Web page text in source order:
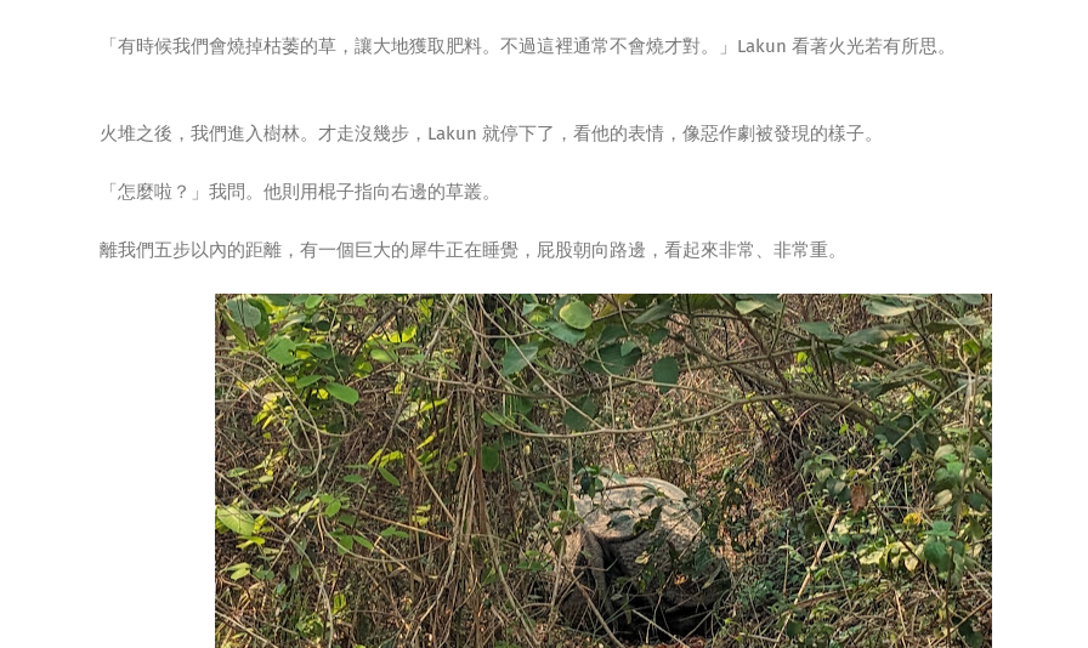
「有時候我們會燒掉枯萎的草，讓大地獲取肥料。不過這裡通常不會燒才對。」Lakun 看著火光若有所思。
火堆之後，我們進入樹林。才走沒幾步，Lakun 就停下了，看他的表情，像惡作劇被發現的樣子。
「怎麼啦？」我問。他則用棍子指向右邊的草叢。
離我們五步以內的距離，有一個巨大的犀牛正在睡覺，屁股朝向路邊，看起來非常、非常重。